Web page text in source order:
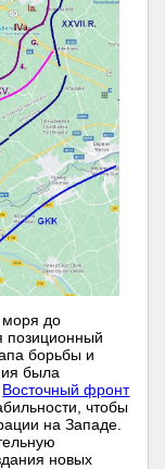
моря до
позиционный
борьбы и
была
Восточный фронт
чтобы
на Западе.
новых